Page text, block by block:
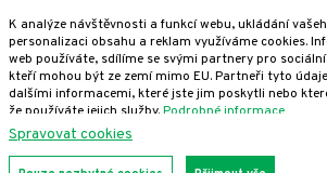
EET - označení provozovny:
Podle zákona o evidenci tržeb je prodávající
účtenku. Zároveň je povinen zaevidovat přijatou
online; v případě technického výpadku pak
K analýze návštěvnosti a funkcí webu, ukládání
personalizaci obsahu a reklam využíváme cookies.
web používáte, sdílíme se svými partnery pro
kteří mohou být ze zemí mimo EU. Partneři tyto
dalšími informacemi, které jste jim poskytli nebo
že používáte jejich služby.Podrobné informace
Spravovat cookies